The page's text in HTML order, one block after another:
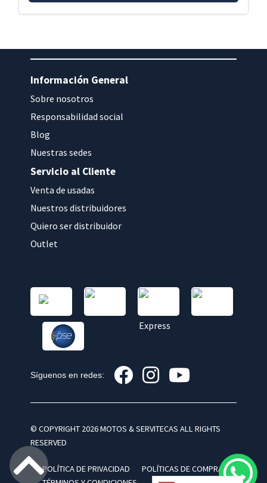
Información General
Sobre nosotros
Responsabilidad social
Blog
Nuestras sedes
Servicio al Cliente
Venta de usadas
Nuestros distribuidores
Quiero ser distribuidor
Outlet
Síguenos en redes:
© COPYRIGHT 2026 MOTOS & SERVITECAS ALL RIGHTS
RESERVED
POLÍTICA DE PRIVACIDAD
POLÍTICAS DE COMPRA